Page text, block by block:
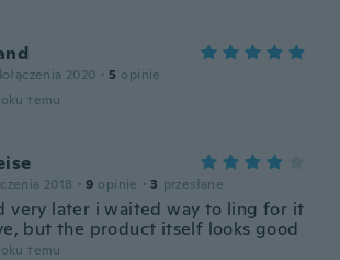
2020 · 5 opinie
temu
2018 · 9 opinie · 3 przesłane
very later i waited way to ling for it
but the product itself looks good
temu